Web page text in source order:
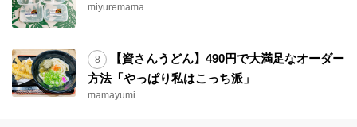
miyuremama
【資さんうどん】490円で大満足なオーダー
方法「やっぱり私はこっち派」
mamayumi